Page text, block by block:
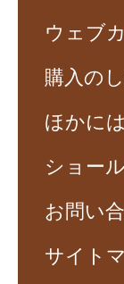
ウェブ
購入の
ほかに
ショー
お問い
サイト